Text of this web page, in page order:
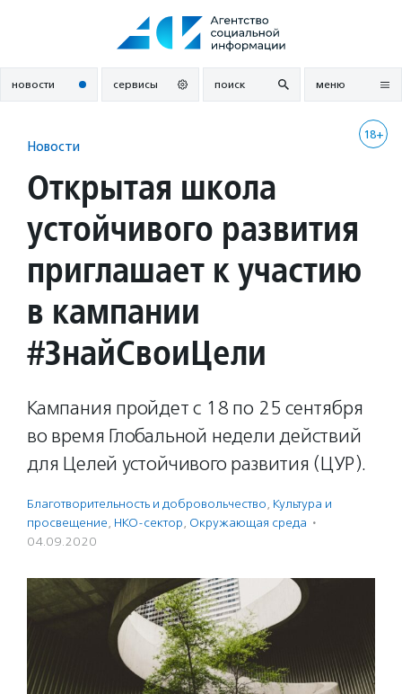
новости сервисы поиск меню
18+
Новости
Открытая школа
устойчивого развития
приглашает к участию
в кампании
#ЗнайСвоиЦели
Кампания пройдет с 18 по 25 сентября
во время Глобальной недели действий
для Целей устойчивого развития (ЦУР).
Благотвори­тель­ность и доброволь­чест­во, Культура и
просвещение, НКО-сектор, Окружающая среда ·
04.09.2020